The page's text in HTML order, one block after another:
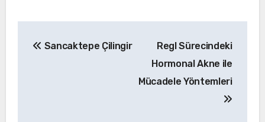
gezinmesi
Sancaktepe Çilingir
Regl Sürecindeki
Hormonal Akne ile
Mücadele Yöntemleri